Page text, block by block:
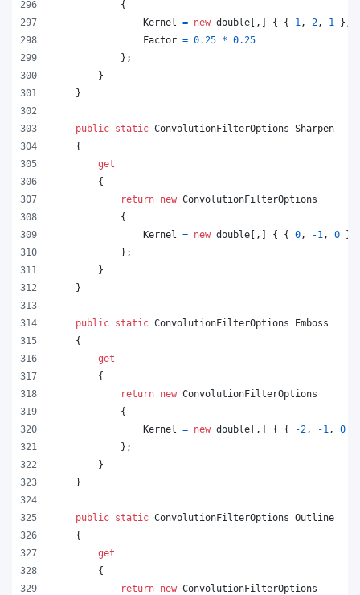
{
Kernel
= new double [ , ] { { 1 , 2 , 1 }
Factor = 0.25 * 0.25
} ;
}
}
public static ConvolutionFilterOptions Sharpen
{
get
{
return new ConvolutionFilterOptions
{
Kernel
= new double [ , ] { { 0 , -1 , 0 }
} ;
}
}
public static ConvolutionFilterOptions
Emboss
{
get
{
return new ConvolutionFilterOptions
{
Kernel
= new double [ , ] { { -2 , -1 , 0
} ;
}
}
public static ConvolutionFilterOptions Outline
{
get
{
return new ConvolutionFilterOptions